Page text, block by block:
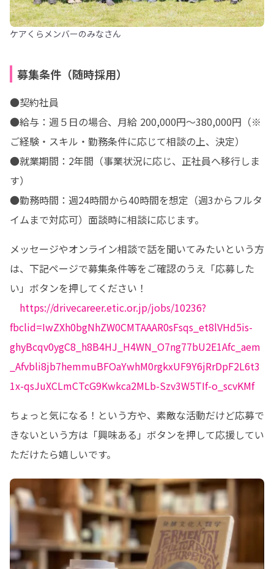
ケアくらメンバーのみなさん
募集条件（随時採用）
●契約社員
●給与：週５日の場合、月給 200,000円〜380,000円（※
ご経験・スキル・勤務条件に応じて相談の上、決定）
●就業期間：2年間（事業状況に応じ、正社員へ移行しま
す）
●勤務時間：週24時間から40時間を想定（週3からフルタ
イムまで対応可）面談時に相談に応じます。
メッセージやオンライン相談で話を聞いてみたいという方
は、下記ページで募集条件等をご確認のうえ「応募した
い」ボタンを押してください！
https://drivecareer.etic.or.jp/jobs/10236?
fbclid=IwZXh0bgNhZW0CMTAAAR0sFsqs_et8lVHd5is-
ghyBcqv0ygC8_h8B4HJ_H4WN_O7ng77bU2E1Afc_aem
_Afvbli8jb7hemmuBFOaYwhM0rgkxUF9Y6jRrDpF2L6t3
1x-qsJuXCLmCTcG9Kwkca2MLb-Szv3W5TIf-o_scvKMf
ちょっと気になる！という方や、素敵な活動だけど応募で
きないという方は「興味ある」ボタンを押して応援してい
ただけたら嬉しいです。